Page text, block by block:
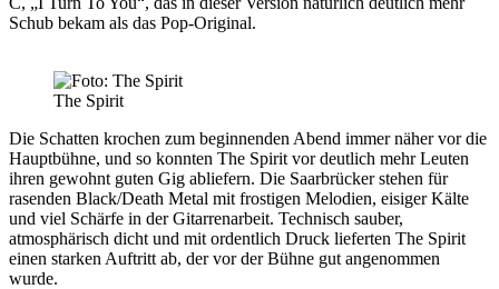
Schub bekam als das Pop-Original.
The Spirit
Die Schatten krochen zum beginnenden Abend immer näher vor die
Hauptbühne, und so konnten The Spirit vor deutlich mehr Leuten
ihren gewohnt guten Gig abliefern. Die Saarbrücker stehen für
rasenden Black/Death Metal mit frostigen Melodien, eisiger Kälte
und viel Schärfe in der Gitarrenarbeit. Technisch sauber,
atmosphärisch dicht und mit ordentlich Druck lieferten The Spirit
einen starken Auftritt ab, der vor der Bühne gut angenommen
wurde.